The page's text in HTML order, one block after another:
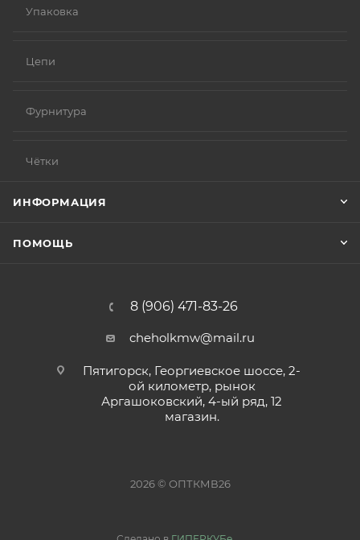
Упаковка
Цепи
Фурнитура
Чётки
ИНФОРМАЦИЯ
ПОМОЩЬ
8 (906) 471-83-26
cheholkmw@mail.ru
Пятигорск, Георгиевское шоссе, 2-
ой километр, рынок
Аргашоковский, 4-ый ряд, 12
магазин.
2026 © ОПТКМВ26